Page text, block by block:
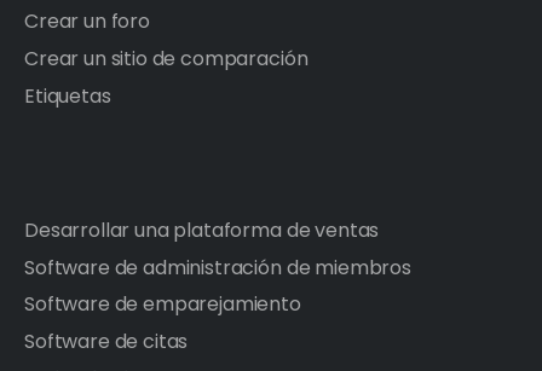
Crear un foro
Crear un sitio de comparación
Etiquetas
Desarrollar una plataforma de ventas
Software de administración de miembros
Software de emparejamiento
Software de citas